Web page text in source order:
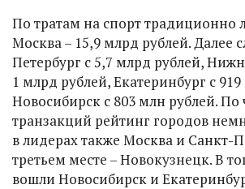
По тратам на спорт традиционно
Москва – 15,9 млрд рублей. Далее
Петербург с 5,7 млрд рублей,
1 млрд рублей, Екатеринбург с
Новосибирск с 803 млн рублей. По
транзакций рейтинг городов
в лидерах также Москва и Санкт-
третьем месте – Новокузнецк. В
вошли Новосибирск и